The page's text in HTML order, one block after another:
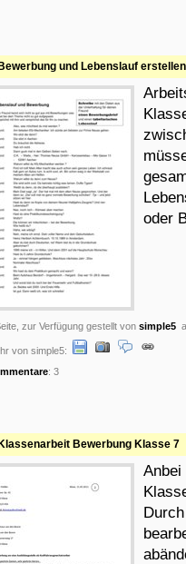
Bewerbung und Lebenslauf
oder
zur Verfügung gestellt von simple5
von simple5:
: 3
Klassenarbeit Bewerbung Klasse 7